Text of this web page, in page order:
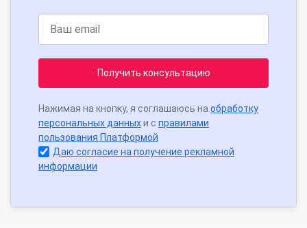
Получить консультацию
Нажимая на кнопку, я соглашаюсь на обработку
персональных данныхи с правилами
пользования Платформой
Даю согласие на получение рекламной
информации